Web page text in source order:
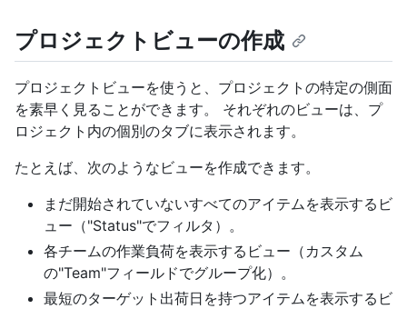
プロジェクトビューの作成
プロジェクトビューを使うと、プロジェクトの特定の側面
を素早く見ることができます。 それぞれのビューは、プ
ロジェクト内の個別のタブに表示されます。
たとえば、次のようなビューを作成できます。
まだ開始されていないすべてのアイテムを表示するビ
ュー（"Status"でフィルタ）。
各チームの作業負荷を表示するビュー（カスタム
の"Team"フィールドでグループ化）。
最短のターゲット出荷日を持つアイテムを表示するビ